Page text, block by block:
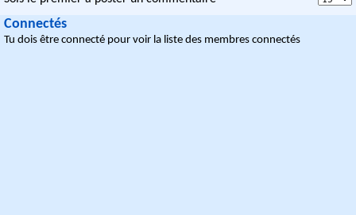
Connectés
Tu dois être connecté pour voir la liste des membres connectés